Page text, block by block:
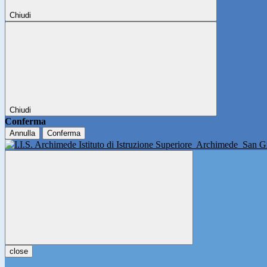
Chiudi
Chiudi
Conferma
Annulla Conferma
Istituto di Istruzione Superiore Archimede San
close